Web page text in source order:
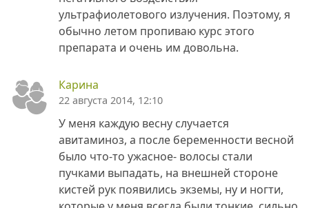
ультрафиолетового излучения. Поэтому, я
обычно летом пропиваю курс этого
препарата и очень им довольна.
Карина
22 августа 2014, 12:10
У меня каждую весну случается
авитаминоз, а после беременности весной
было что-то ужасное- волосы стали
пучками выпадать, на внешней стороне
кистей рук появились экземы, ну и ногти,